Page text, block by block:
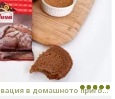
в домашното приго...